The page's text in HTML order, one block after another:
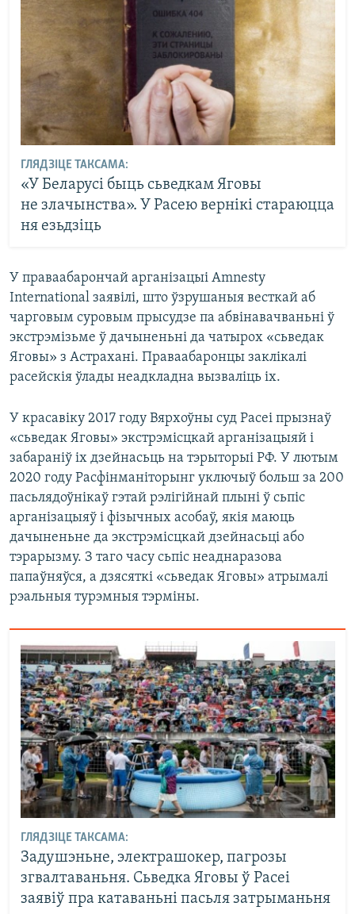
ГЛЯДЗІЦЕ ТАКСАМА:
«У Беларусі быць сьведкам Яговы
не злачынства». У Расею вернікі стараюцца
ня езьдзіць
У праваабарончай арганізацыі Amnesty
International заявілі, што ўзрушаныя весткай аб
чарговым суровым прысудзе па абвінавачваньні ў
экстрэмізьме ў дачыненьні да чатырох «сьведак
Яговы» з Астрахані. Праваабаронцы заклікалі
расейскія ўлады неадкладна вызваліць іх.
У красавіку 2017 году Вярхоўны суд Расеі прызнаў
«сьведак Яговы» экстрэмісцкай арганізацыяй і
забараніў іх дзейнасьць на тэрыторыі РФ. У лютым
2020 году Расфінманіторынг уключыў больш за 200
пасьлядоўнікаў гэтай рэлігійнай плыні ў сьпіс
арганізацыяў і фізычных асобаў, якія маюць
дачыненьне да экстрэмісцкай дзейнасьці або
тэрарызму. З таго часу сьпіс неаднаразова
папаўняўся, а дзясяткі «сьведак Яговы» атрымалі
рэальныя турэмныя тэрміны.
ГЛЯДЗІЦЕ ТАКСАМА:
Задушэньне, электрашокер, пагрозы
згвалтаваньня. Сьведка Яговы ў Расеі
заявіў пра катаваньні пасьля затрыманьня